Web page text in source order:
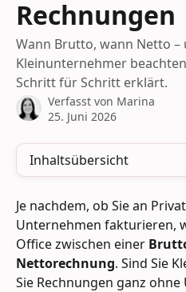
Rechnungen
Wann Brutto, wann Netto –
Kleinunternehmer
Schritt für Schritt erklärt.
Verfasst von Marina
25. Juni 2026
Inhaltsübersicht
Je nachdem, ob Sie an
Unternehmen fakturieren,
Office zwischen einer
Nettorechnung. Sind Sie
Sie Rechnungen ganz